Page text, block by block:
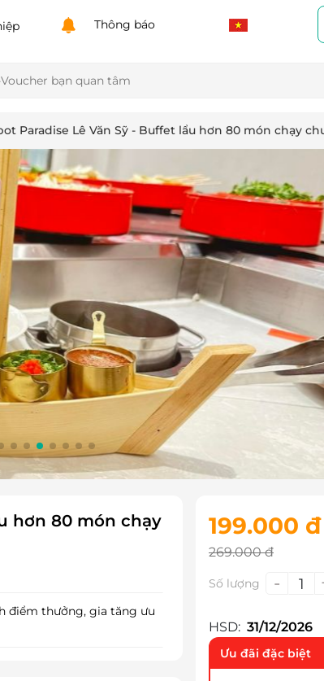
Thông báo
Paradise Lê Văn Sỹ - Buffet lẩu hơn 80 món chạy
hơn 80 món chạy
điểm thưởng, gia tăng ưu
199.000 đ
269.000 đ
Số lượng - 1
HSD: 31/12/2026
Ưu đãi đặc biệt